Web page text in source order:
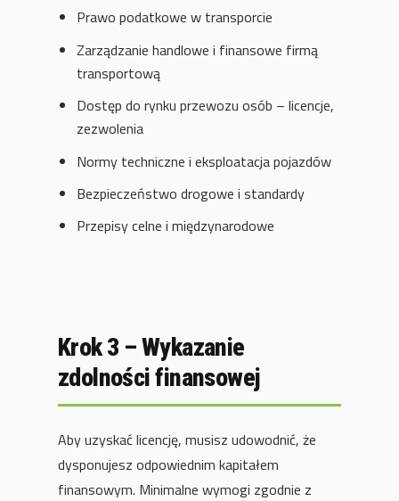
Prawo podatkowe w transporcie
Zarządzanie handlowe i finansowe firmą
transportową
Dostęp do rynku przewozu osób – licencje,
zezwolenia
Normy techniczne i eksploatacja pojazdów
Bezpieczeństwo drogowe i standardy
Przepisy celne i międzynarodowe
Krok 3 – Wykazanie
zdolności finansowej
Aby uzyskać licencję, musisz udowodnić, że
dysponujesz odpowiednim kapitałem
finansowym. Minimalne wymogi zgodnie z